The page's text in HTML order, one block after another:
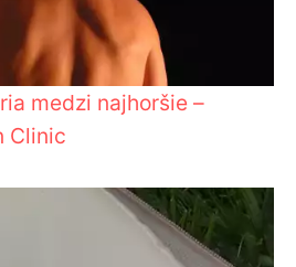
medzi najhoršie –
Clinic